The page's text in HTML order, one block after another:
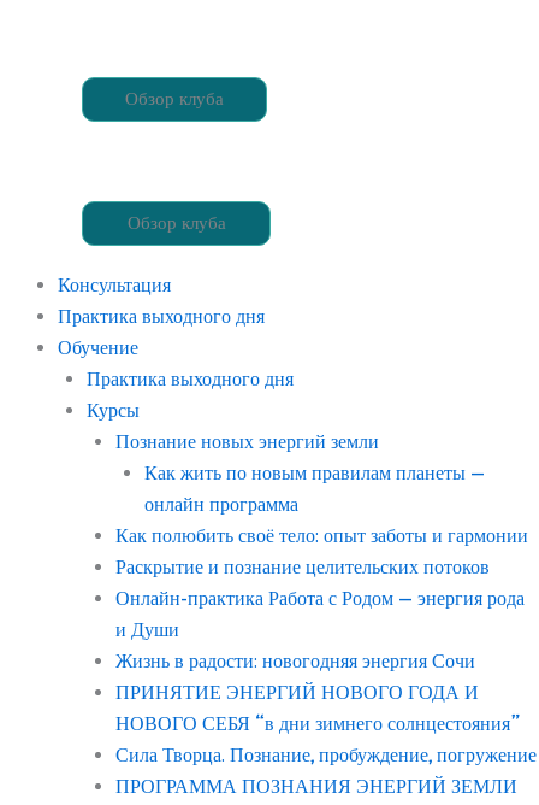
Обзор клуба
Обзор клуба
Консультация
Практика выходного дня
Обучение
Практика выходного дня
Курсы
Познание новых энергий земли
Как жить по новым правилам планеты —
онлайн программа
Как полюбить своё тело: опыт заботы и гармонии
Раскрытие и познание целительских потоков
Онлайн-практика Работа с Родом — энергия рода
и Души
Жизнь в радости: новогодняя энергия Сочи
ПРИНЯТИЕ ЭНЕРГИЙ НОВОГО ГОДА И
НОВОГО СЕБЯ “в дни зимнего солнцестояния”
Сила Творца. Познание, пробуждение, погружение
ПРОГРАММА ПОЗНАНИЯ ЭНЕРГИЙ ЗЕМЛИ